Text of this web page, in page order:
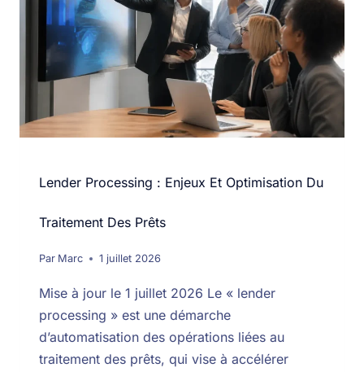
Lender Processing : Enjeux Et Optimisation Du
Traitement Des Prêts
Par Marc 1 juillet 2026
Mise à jour le 1 juillet 2026 Le « lender
processing » est une démarche
d’automatisation des opérations liées au
traitement des prêts, qui vise à accélérer